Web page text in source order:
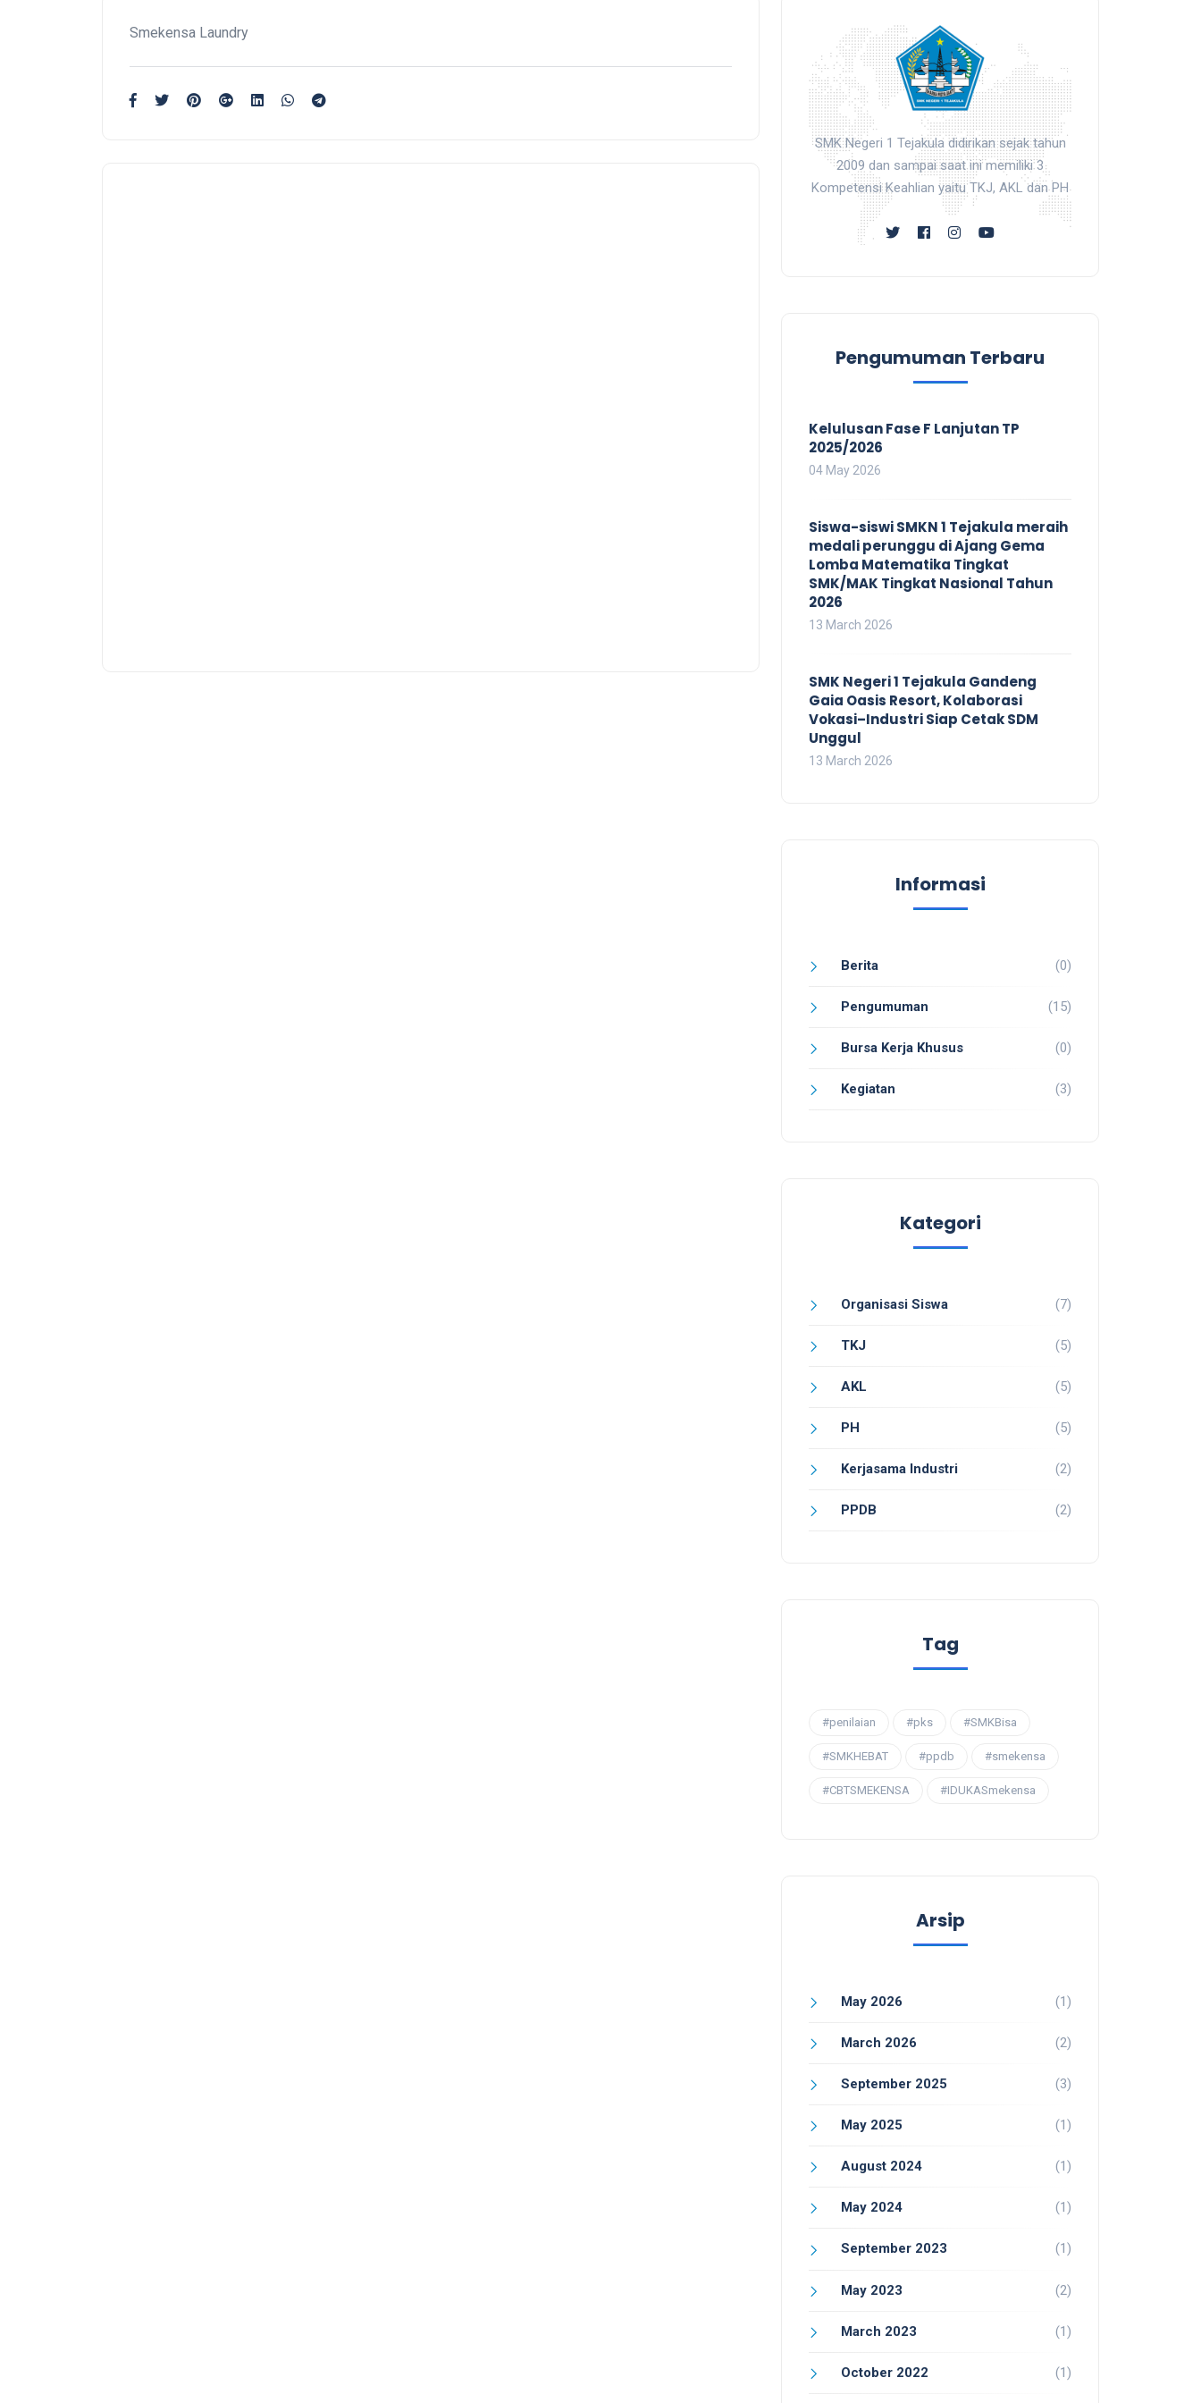
Smekensa Laundry
SMK Negeri 1 Tejakula didirikan sejak tahun
2009 dan sampai saat ini memiliki 3
Kompetensi Keahlian yaitu TKJ, AKL dan PH
Pengumuman Terbaru
Kelulusan Fase F Lanjutan TP
2025/2026
04 May 2026
Siswa-siswi SMKN 1 Tejakula meraih
medali perunggu di Ajang Gema
Lomba Matematika Tingkat
SMK/MAK Tingkat Nasional Tahun
2026
13 March 2026
SMK Negeri 1 Tejakula Gandeng
Gaia Oasis Resort, Kolaborasi
Vokasi–Industri Siap Cetak SDM
Unggul
13 March 2026
Informasi
Berita (0)
Pengumuman (15)
Bursa Kerja Khusus (0)
Kegiatan (3)
Kategori
Organisasi Siswa (7)
TKJ (5)
AKL (5)
PH (5)
Kerjasama Industri (2)
PPDB (2)
Tag
#penilaian #pks #SMKBisa
#SMKHEBAT #ppdb #smekensa
#CBTSMEKENSA #IDUKASmekensa
Arsip
May 2026 (1)
March 2026 (2)
September 2025 (3)
May 2025 (1)
August 2024 (1)
May 2024 (1)
September 2023 (1)
May 2023 (2)
March 2023 (1)
October 2022 (1)